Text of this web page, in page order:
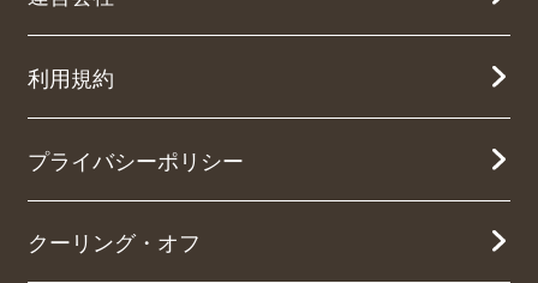
利用規約
プライバシーポリシー
クーリング・オフ